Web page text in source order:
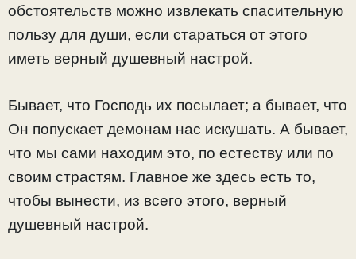
обстоятельств можно извлекать спасительную
пользу для души, если стараться от этого
иметь верный душевный настрой.
Бывает, что Господь их посылает; а бывает, что
Он попускает демонам нас искушать. А бывает,
что мы сами находим это, по естеству или по
своим страстям. Главное же здесь есть то,
чтобы вынести, из всего этого, верный
душевный настрой.